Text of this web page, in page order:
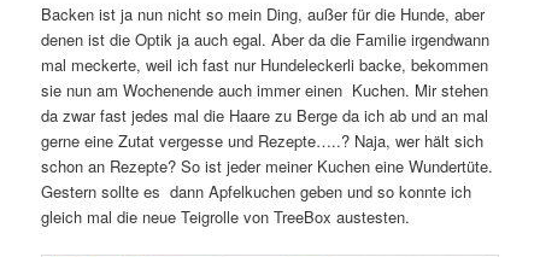
Backen ist ja nun nicht so mein Ding, außer für die Hunde, aber
denen ist die Optik ja auch egal. Aber da die Familie irgendwann
mal meckerte, weil ich fast nur Hundeleckerli backe, bekommen
sie nun am Wochenende auch immer einen Kuchen. Mir stehen
da zwar fast jedes mal die Haare zu Berge da ich ab und an mal
gerne eine Zutat vergesse und Rezepte…..? Naja, wer hält sich
schon an Rezepte? So ist jeder meiner Kuchen eine Wundertüte.
Gestern sollte es dann Apfelkuchen geben und so konnte ich
gleich mal die neue Teigrolle von TreeBox austesten.